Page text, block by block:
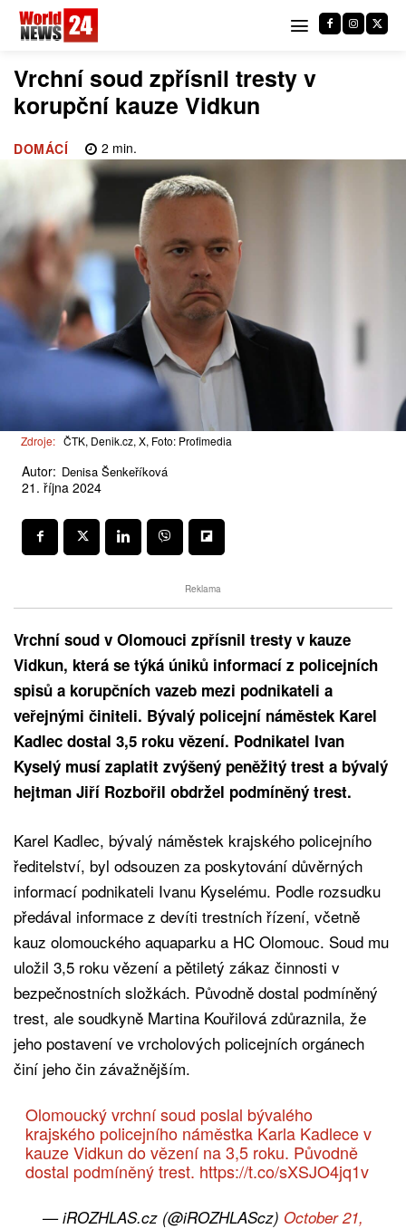
Vrchní soud zpřísnil tresty v
korupční kauze Vidkun
DOMÁCÍ 2 min.
Zdroje: ČTK, Denik.cz, X, Foto: Profimedia
Autor: Denisa Šenkeříková
21. října 2024
Reklama
Vrchní soud v Olomouci zpřísnil tresty v kauze
Vidkun, která se týká úniků informací z policejních
spisů a korupčních vazeb mezi podnikateli a
veřejnými činiteli. Bývalý policejní náměstek Karel
Kadlec dostal 3,5 roku vězení. Podnikatel Ivan
Kyselý musí zaplatit zvýšený peněžitý trest a bývalý
hejtman Jiří Rozbořil obdržel podmíněný trest.
Karel Kadlec, bývalý náměstek krajského policejního
ředitelství, byl odsouzen za poskytování důvěrných
informací podnikateli Ivanu Kyselému. Podle rozsudku
předával informace z devíti trestních řízení, včetně
kauz olomouckého aquaparku a HC Olomouc. Soud mu
uložil 3,5 roku vězení a pětiletý zákaz činnosti v
bezpečnostních složkách. Původně dostal podmíněný
trest, ale soudkyně Martina Kouřilová zdůraznila, že
jeho postavení ve vrcholových policejních orgánech
činí jeho čin závažnějším.
Olomoucký vrchní soud poslal bývalého
krajského policejního náměstka Karla Kadlece v
kauze Vidkun do vězení na 3,5 roku. Původně
dostal podmíněný trest. https://t.co/sXSJO4jq1v
— iROZHLAS.cz (@iROZHLAScz) October 21,